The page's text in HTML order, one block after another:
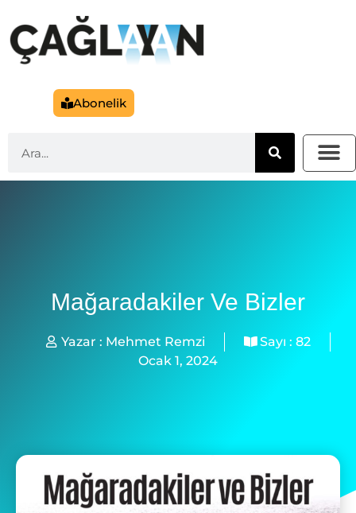
Abonelik
Mağaradakiler Ve Bizler
Yazar : Mehmet Remzi Sayı : 82
Ocak 1, 2024